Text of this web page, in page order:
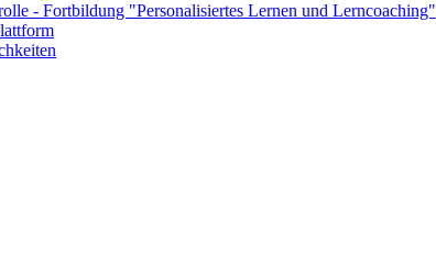
- Fortbildung "Personalisiertes Lernen und Lerncoaching"